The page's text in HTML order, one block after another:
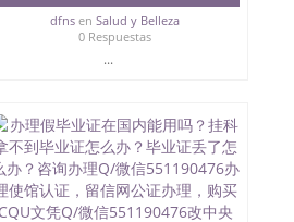
dfns enSalud y Belleza
0 Respuestas
...